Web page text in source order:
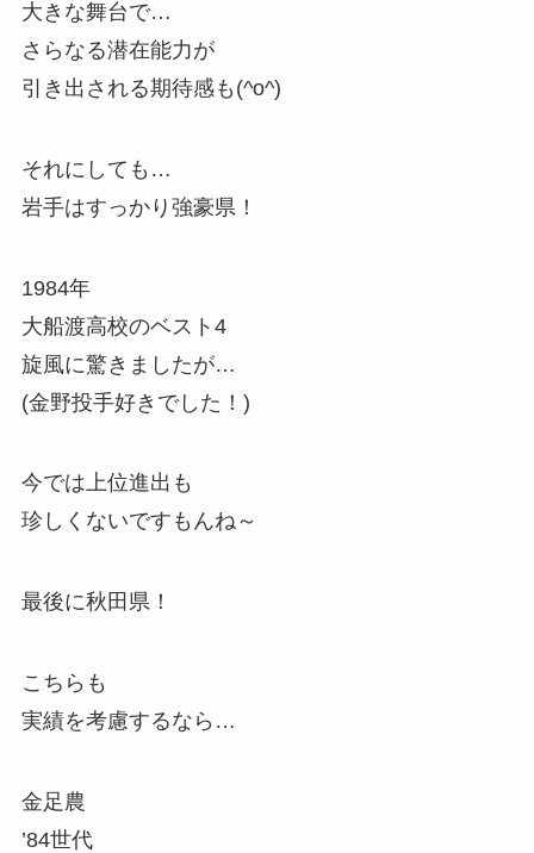
大きな舞台で…
さらなる潜在能力が
引き出される期待感も(^o^)
それにしても…
岩手はすっかり強豪県！
1984年
大船渡高校のベスト4
旋風に驚きましたが…
(金野投手好きでした！)
今では上位進出も
珍しくないですもんね～
最後に秋田県！
こちらも
実績を考慮するなら…
金足農
’84世代